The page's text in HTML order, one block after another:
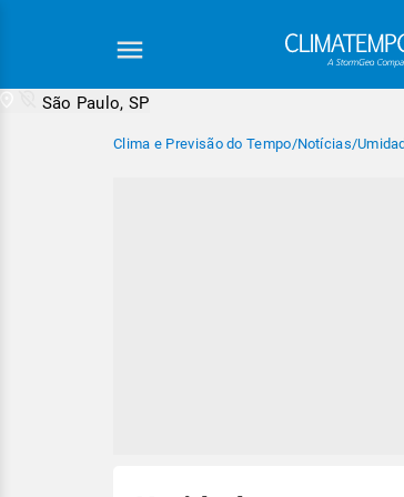
São Paulo, SP
Clima e Previsão do Tempo/Notícias/